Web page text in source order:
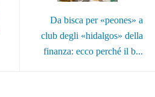
Da bisca per «peones» a
club degli «hidalgos» della
finanza: ecco perché il b...